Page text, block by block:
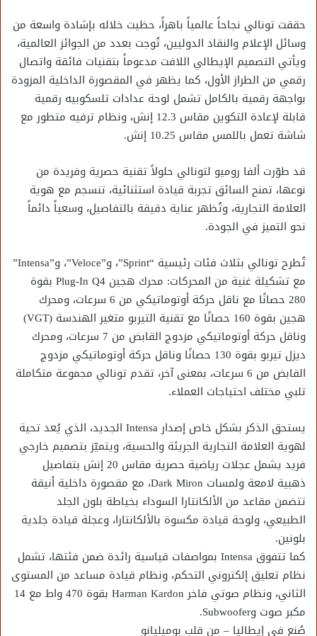
حققت تونالي نجاحاً عالمياً باهراً، حظيت خلاله بإشادة واسعة من
وسائل الإعلام والنقاد الدوليين، تُوجت بعدد من الجوائز العالمية،
ويأتي التصميم الإيطالي اللافت مدعوماً بتقنيات فائقة واتصال
رقمي من الطراز الأول، كما يظهر في المقصورة الداخلية المزودة
بواجهة رقمية بالكامل تشمل لوحة عدادات تلسكوبيه رقمية
قابلة لإعادة التكوين مقاس 12.3 إنش، ونظام ترفيه متطور مع
شاشة تعمل باللمس مقاس 10.25 إنش.
قد طوّرت ألفا روميو لتونالي حلولاً تقنية حصرية وفريدة من
نوعها، تمنح السائق تجربة قيادة استثنائية، تنسجم مع هوية
العلامة التجارية، وتُظهر عناية دقيقة بالتفاصيل، وسعياً دائماً
نحو التميز في الجودة.
تُطرح تونالي بثلاث فئات رئيسية “Sprint”، و”Veloce”، و”Intensa”
مع تشكيلة غنية من المحركات: محرك هجين Plug-In Q4 بقوة
280 حصانًا مع ناقل حركة أوتوماتيكي من 6 سرعات، ومحرك
هجين بقوة 160 حصانًا مع تقنية التيربو متغير الهندسة (VGT)
وناقل حركة أوتوماتيكي مزدوج القابض من 7 سرعات، ومحرك
ديزل تيربو بقوة 130 حصانًا وناقل حركة أوتوماتيكي مزدوج
القابض من 6 سرعات، بمعنى آخر، تقدم تونالي مجموعة متكاملة
تلبي مختلف احتياجات العملاء.
يستحق الذكر بشكل خاص إصدار Intensa الجديد، الذي يُعد تحية
لهوية العلامة التجارية الجريئة والحسية، ويتميّز بتصميم خارجي
فريد يشمل عجلات رياضية حصرية مقاس 20 إنش بتفاصيل
ذهبية لامعة ولمسات Dark Miron، مع مقصورة داخلية أنيقة
تتضمن مقاعد من الألكانتارا السوداء بخياطة بلون الجلد
الطبيعي، ولوحة قيادة مكسوة بالألكانتارا، وعجلة قيادة جلدية
بلونين.
كما تتفوق Intensa بمواصفات قياسية رائدة ضمن فئتها، تشمل
نظام تعليق إلكتروني التحكم، ونظام قيادة مساعد من المستوى
الثاني، ونظام صوتي فاخر Harman Kardon بقوة 470 واط مع 14
مكبر صوت وSubwoofer.
صُنع في إيطاليا – من قلب بوميليانو